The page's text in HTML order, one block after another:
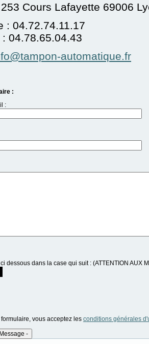
253 Cours Lafayette 69006
: 04.72.74.11.17
04.78.65.04.43
automatique.fr
:
:
dessous dans la case qui suit : (ATTENTION AUX
vous acceptez les conditions générales